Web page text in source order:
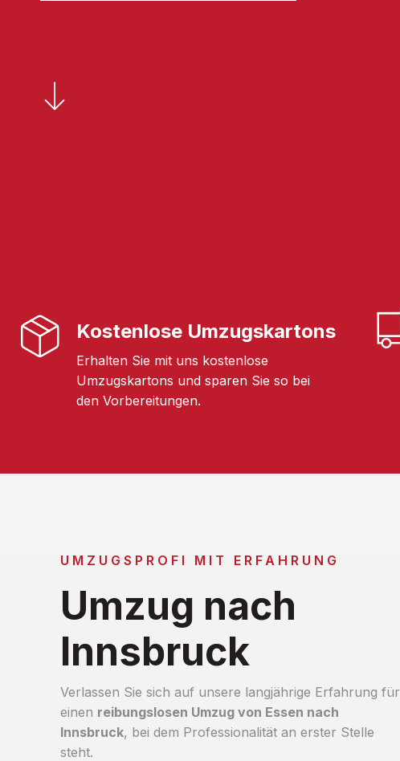
Kostenlose Umzugskartons
Erhalten Sie mit uns kostenlose
Umzugskartons und sparen Sie so bei
den Vorbereitungen.
UMZUGSPROFI MIT ERFAHRUNG
Umzug nach
Innsbruck
Verlassen Sie sich auf unsere langjährige Erfahrung für
einen reibungslosen Umzug von Essen nach
Innsbruck, bei dem Professionalität an erster Stelle
steht.